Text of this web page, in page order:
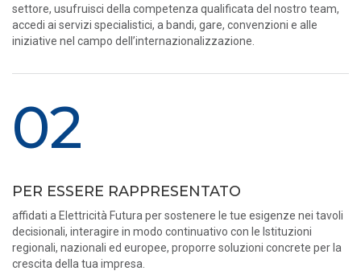
settore, usufruisci della competenza qualificata del nostro team,
accedi ai servizi specialistici, a bandi, gare, convenzioni e alle
iniziative nel campo dell’internazionalizzazione.
02
PER ESSERE RAPPRESENTATO
affidati a Elettricità Futura per sostenere le tue esigenze nei tavoli
decisionali, interagire in modo continuativo con le Istituzioni
regionali, nazionali ed europee, proporre soluzioni concrete per la
crescita della tua impresa.